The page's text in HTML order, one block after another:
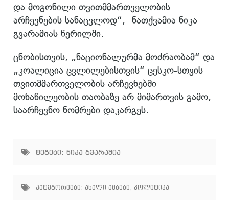
და მოგონილი თვითმმართველობის
არჩევნების სანაცვლოდ“,- ნათქვამია ნიკა
გვარამიას წერილში.
ცნობისთვის, „ნაციონალურმა მოძრაობამ“ და
„კოალიცია ცვლილებისთვის“ ცესკო-სთვის
თვითმმართველობის არჩევნებში
მონაწილეობის თაობაზე არ მიმართვის გამო,
საარჩევნო ნომრები დაკარგეს.
ტეგები: ნიკა გვარამია
კატეგორიები: ახალი ამბები , პოლიტიკა